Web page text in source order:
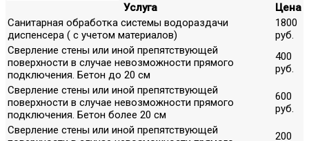
Услуга
Цена
Санитарная обработка системы водораздачи
диспенсера ( с учетом материалов)
1800
руб.
Сверление стены или иной препятствующей
поверхности в случае невозможности прямого
подключения. Бетон до 20 см
400
руб.
Сверление стены или иной препятствующей
поверхности в случае невозможности прямого
подключения. Бетон более 20 см
600
руб.
Сверление стены или иной препятствующей
200